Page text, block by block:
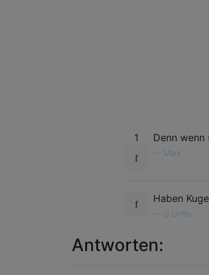
1 Denn wenn
Mark
Haben
G Griffo
Antworten: